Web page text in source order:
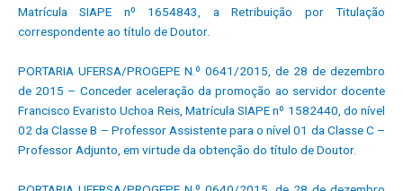
Matrícula SIAPE nº 1654843, a Retribuição por Titulação
correspondente ao título de Doutor.
PORTARIA UFERSA/PROGEPE N.º 0641/2015, de 28 de dezembro
de 2015 – Conceder aceleração da promoção ao servidor docente
Francisco Evaristo Uchoa Reis, Matrícula SIAPE nº 1582440, do nível
02 da Classe B – Professor Assistente para o nível 01 da Classe C –
Professor Adjunto, em virtude da obtenção do título de Doutor.